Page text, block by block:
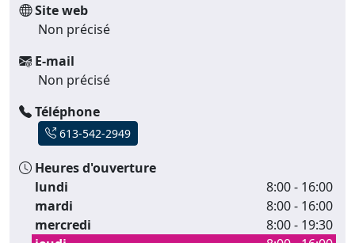
Site web
Non précisé
E-mail
Non précisé
Téléphone
613-542-2949
Heures d'ouverture
lundi
8:00 - 16:00
mardi
8:00 - 16:00
mercredi
8:00 - 19:30